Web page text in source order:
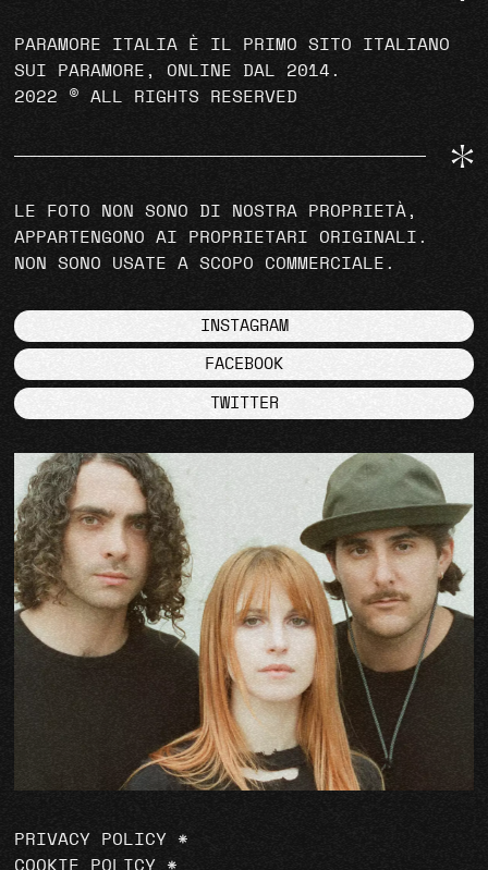
PARAMORE ITALIA È IL PRIMO SITO ITALIANO
SUI PARAMORE, ONLINE DAL 2014.
2022 © ALL RIGHTS RESERVED
LE FOTO NON SONO DI NOSTRA PROPRIETÀ,
APPARTENGONO AI PROPRIETARI ORIGINALI.
NON SONO USATE A SCOPO COMMERCIALE.
INSTAGRAM
FACEBOOK
TWITTER
PRIVACY POLICY *
COOKIE POLICY *